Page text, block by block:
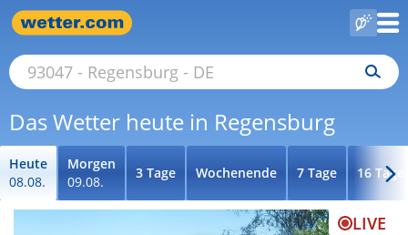
Das Wetter heute in Regensburg
Heute
08.08.
Morgen
09.08.
3 Tage Wochenende 7 Tage 16 Tage
LIVE